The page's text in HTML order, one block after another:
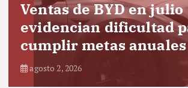
Ventas de BYD en julio
evidencian dificultad
cumplir metas anuales
agosto 2, 2026